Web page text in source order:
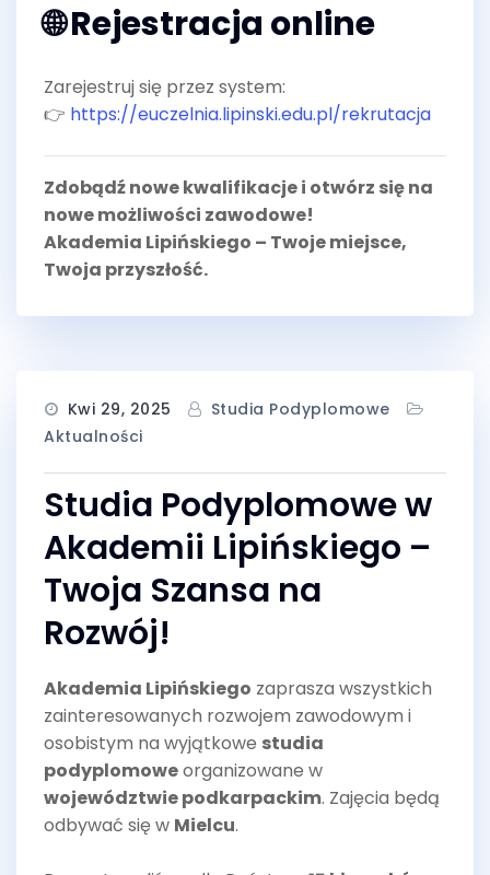
🌐 Rejestracja online
Zarejestruj się przez system:
👉 https://euczelnia.lipinski.edu.pl/rekrutacja
Zdobądź nowe kwalifikacje i otwórz się na
nowe możliwości zawodowe!
Akademia Lipińskiego – Twoje miejsce,
Twoja przyszłość.
Kwi 29, 2025
Studia Podyplomowe
Aktualności
Studia Podyplomowe w
Akademii Lipińskiego –
Twoja Szansa na
Rozwój!
Akademia Lipińskiego zaprasza wszystkich
zainteresowanych rozwojem zawodowym i
osobistym na wyjątkowe studia
podyplomoweorganizowane w
województwie podkarpackim. Zajęcia będą
odbywać się w Mielcu.